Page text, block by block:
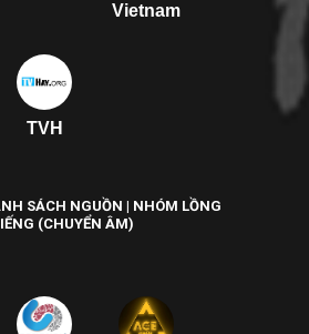
Vietnam
TVH
SÁCH NGUỒN | NHÓM LỒNG
(CHUYỂN ÂM)